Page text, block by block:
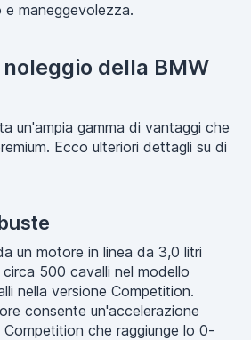
e maneggevolezza.
della BMW
un'ampia gamma di vantaggi che
Ecco ulteriori dettagli su di
un motore in linea da 3,0 litri
500 cavalli nel modello
nella versione Competition.
consente un'accelerazione
che raggiunge lo 0-